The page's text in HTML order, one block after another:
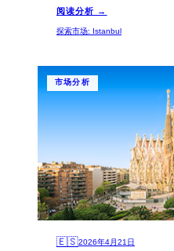
成为海外置业的理想选择。
阅读分析 →
探索市场: Istanbul
市场分析
🇪🇸2026年4月21日